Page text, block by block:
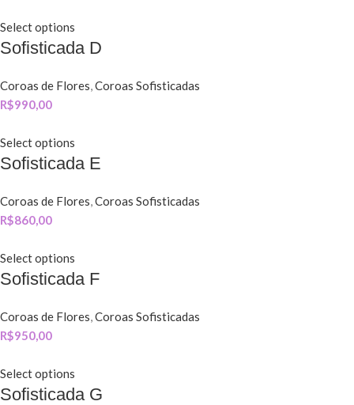
Select options
Sofisticada D
Coroas de Flores,Coroas Sofisticadas
R$990,00
Select options
Sofisticada E
Coroas de Flores,Coroas Sofisticadas
R$860,00
Select options
Sofisticada F
Coroas de Flores,Coroas Sofisticadas
R$950,00
Select options
Sofisticada G